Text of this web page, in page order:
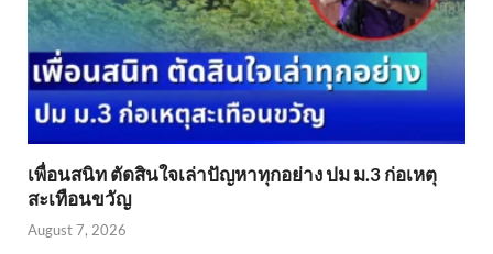
เพื่อนสนิท ตัดสินใจเล่าปัญหาทุกอย่าง ปม ม.3 ก่อเหตุ
สะเทือนขวัญ
August 7, 2026